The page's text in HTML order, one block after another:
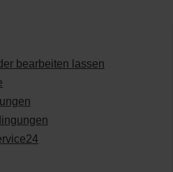
bearbeiten lassen